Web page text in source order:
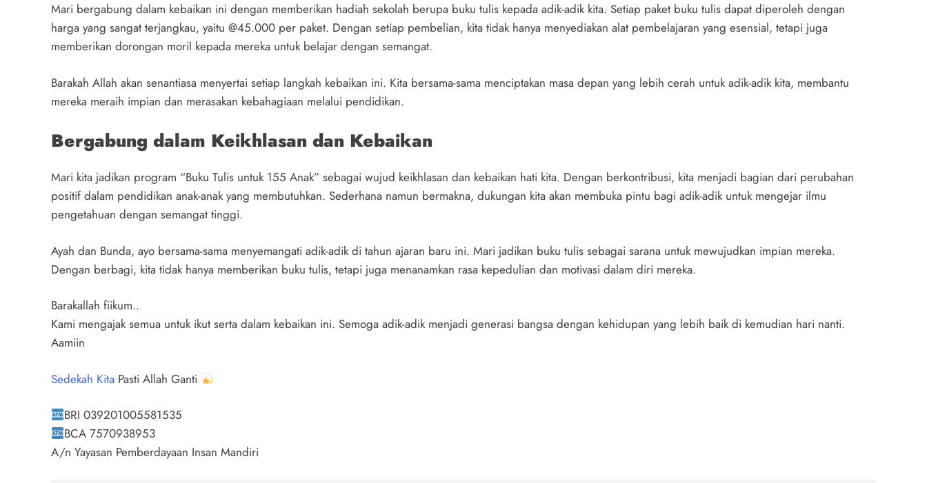
Mari bergabung dalam kebaikan ini dengan memberikan hadiah sekolah berupa buku tulis kepada adik-adik kita. Setiap paket buku tulis dapat diperoleh dengan
harga yang sangat terjangkau, yaitu @45.000 per paket. Dengan setiap pembelian, kita tidak hanya menyediakan alat pembelajaran yang esensial, tetapi juga
memberikan dorongan moril kepada mereka untuk belajar dengan semangat.
Barakah Allah akan senantiasa menyertai setiap langkah kebaikan ini. Kita bersama-sama menciptakan masa depan yang lebih cerah untuk adik-adik kita, membantu
mereka meraih impian dan merasakan kebahagiaan melalui pendidikan.
Bergabung dalam Keikhlasan dan Kebaikan
Mari kita jadikan program “Buku Tulis untuk 155 Anak” sebagai wujud keikhlasan dan kebaikan hati kita. Dengan berkontribusi, kita menjadi bagian dari perubahan
positif dalam pendidikan anak-anak yang membutuhkan. Sederhana namun bermakna, dukungan kita akan membuka pintu bagi adik-adik untuk mengejar ilmu
pengetahuan dengan semangat tinggi.
Ayah dan Bunda, ayo bersama-sama menyemangati adik-adik di tahun ajaran baru ini. Mari jadikan buku tulis sebagai sarana untuk mewujudkan impian mereka.
Dengan berbagi, kita tidak hanya memberikan buku tulis, tetapi juga menanamkan rasa kepedulian dan motivasi dalam diri mereka.
Barakallah fiikum..
Kami mengajak semua untuk ikut serta dalam kebaikan ini. Semoga adik-adik menjadi generasi bangsa dengan kehidupan yang lebih baik di kemudian hari nanti.
Aamiin
Sedekah Kita Pasti Allah Ganti
BRI 039201005581535
BCA 7570938953
A/n Yayasan Pemberdayaan Insan Mandiri